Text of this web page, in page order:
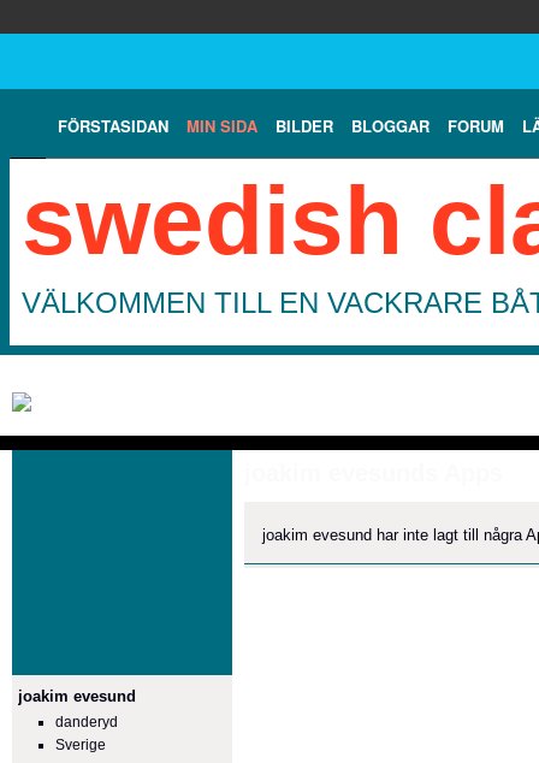
FÖRSTASIDAN MIN SIDA BILDER BLOGGAR FORUM
swedish
VÄLKOMMEN TILL EN VACKRARE
joakim evesund
danderyd
Sverige
joakim evesund har inte lagt till några